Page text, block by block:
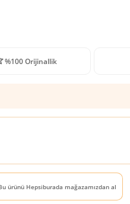
%100 Orijinallik
ürünü Hepsiburada mağazamızdan al